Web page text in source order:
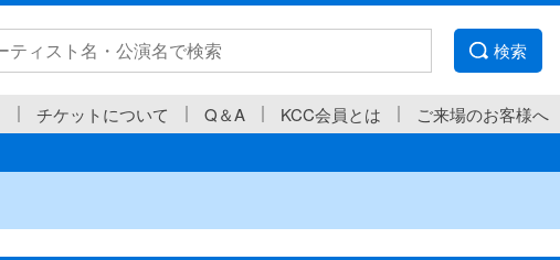
検索
チケットについて Q＆A KCC会員とは ご来場のお客様へ